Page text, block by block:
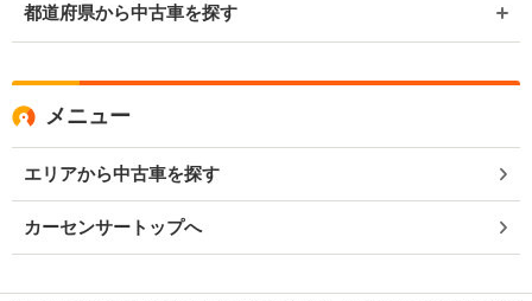
都道府県から中古車を探す
メニュー
エリアから中古車を探す
カーセンサートップへ